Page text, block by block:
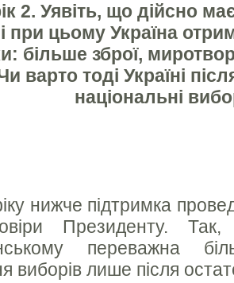
2. Уявіть, що дійсно
при цьому Україна
більше зброї,
варто тоді Україні
національні
нижче підтримка
Президенту.
переважна
виборів лише після